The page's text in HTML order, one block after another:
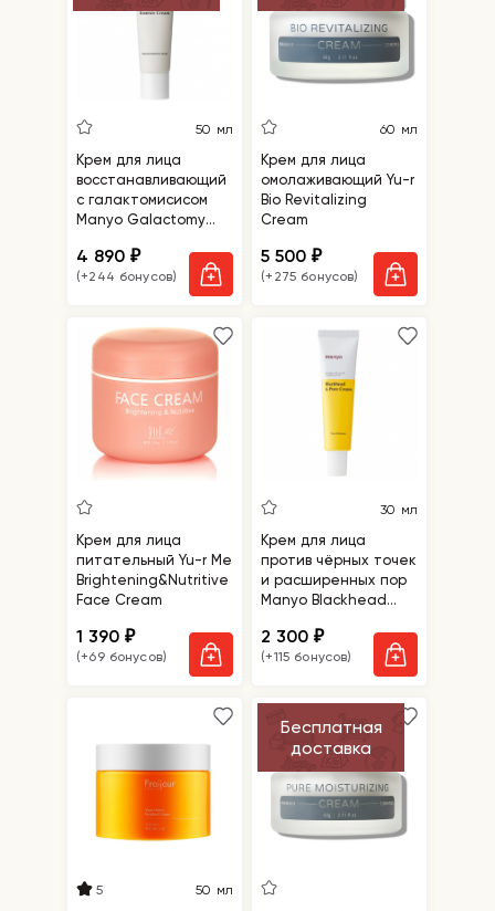
50 мл
Крем для лица
восстанавливающий
с галактомисисом
Manyo Galactomy
4 890₽
(+244 бонусов)
60 мл
Крем для лица
омолаживающий Yu-r
Bio Revitalizing
Cream
5 500₽
(+275 бонусов)
Крем для лица
питательный Yu-r Me
Brightening&Nutritive
Face Cream
1 390₽
(+69 бонусов)
30 мл
Крем для лица
против чёрных точек
и расширенных пор
Manyo Blackhead
2 300₽
(+115 бонусов)
5 50 мл
Бесплатная
доставка